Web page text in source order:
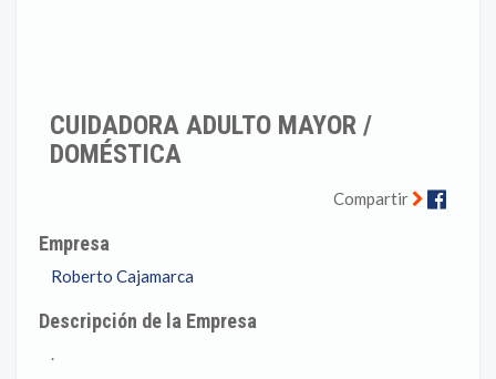
CUIDADORA ADULTO MAYOR /
DOMÉSTICA
Compartir
Empresa
Roberto Cajamarca
Descripción de la Empresa
.